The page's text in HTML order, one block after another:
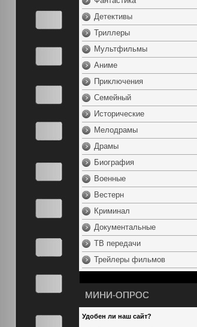
Детективы
Триллеры
Мультфильмы
Аниме
Приключения
Семейный
Исторические
Мелодрамы
Драмы
Биография
Военные
Вестерн
Криминал
Документальные
ТВ передачи
Трейлеры фильмов
МИНИ-ОПРОС
Удобен ли наш сайт?